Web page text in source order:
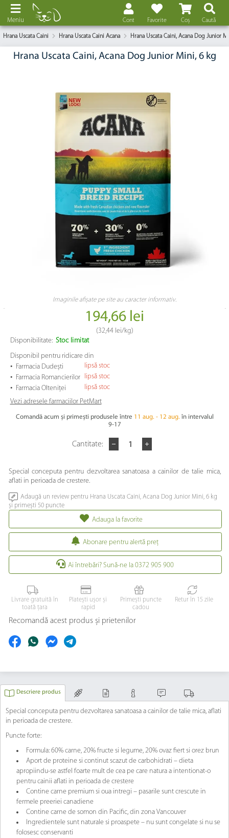
Coș
Favorite
Cont Caută
Meniu
Hrana Uscata Caini Hrana Uscata Caini Acana Hrana Uscata Caini, Acana Dog Junior
Hrana Uscata Caini, Acana Dog Junior Mini, 6 kg
Imaginile afișate pe site au caracter informativ.
194,66 lei
(32,44 lei/kg)
Disponibilitate: Stoc limitat
Disponibil pentru ridicare din
• Farmacia Dudești lipsă stoc
• Farmacia Romancierilor lipsă stoc
• Farmacia Olteniței
lipsă stoc
Vezi adresele farmaciilor PetMart
Comandă acum și primești produsele între 11 aug. - 12 aug. în intervalul
9-17
Cantitate:
Special conceputa pentru dezvoltarea sanatoasa a cainilor de talie mica,
aflati in perioada de crestere.
Adaugă un review pentru Hrana Uscata Caini, Acana Dog Junior Mini, 6 kg
și primești 50 puncte
Adauga la favorite
Abonare pentru alertă preţ
Ai întrebări? Sună-ne la 0372 905 900
Livrare gratuită în
toată țara
Platești ușor și
rapid
Primești puncte
cadou
Retur în 15 zile
Recomandă acest produs și prietenilor
Descriere produs
Special conceputa pentru dezvoltarea sanatoasa a cainilor de talie mica, aflati
in perioada de crestere.
Puncte forte:
Formula: 60% carne, 20% fructe si legume, 20% ovaz fiert si orez brun
Aport de proteine si continut scazut de carbohidrati – dieta
apropiindu-se astfel foarte mult de cea pe care natura a intentionat-o
pentru cainii aflati in perioada de crestere
Contine carne premium si oua intregi – pasarile sunt crescute in
fermele preeriei canadiene
Contine carne de somon din Pacific, din zona Vancouver
Ingredientele sunt naturale si proaspete – nu sunt congelate si nu se
folosesc conservanti